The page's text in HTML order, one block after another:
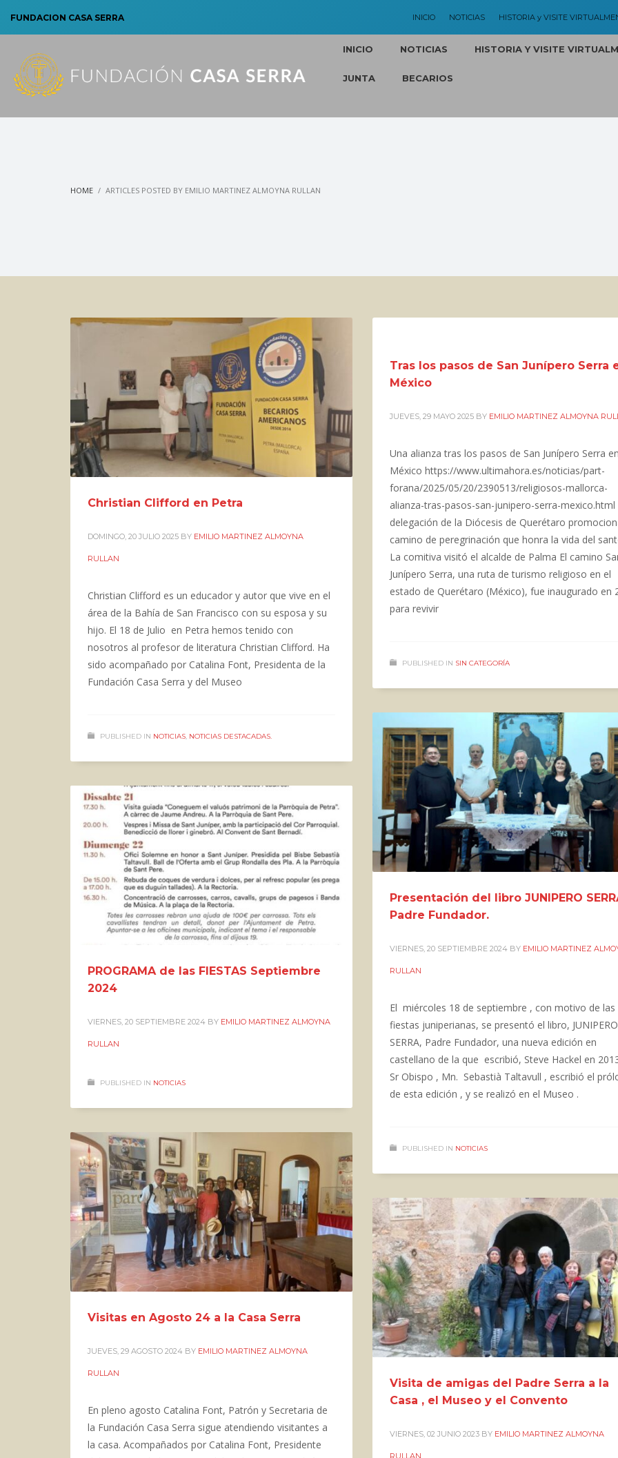
FUNDACION CASA SERRA INICIO NOTICIAS HISTORIA y VISITE
INICIO NOTICIAS HISTORIA Y VISITE
JUNTA BECARIOS
HOME ARTICLES POSTED BY EMILIO MARTINEZ ALMOYNA RULLAN
Christian Clifford en Petra
DOMINGO, 20 JULIO 2025 BY EMILIO MARTINEZ ALMOYNA
RULLAN
Christian Clifford es un educador y autor que vive en el
área de la Bahía de San Francisco con su esposa y su
hijo. El 18 de Julio en Petra hemos tenido con
nosotros al profesor de literatura Christian Clifford. Ha
sido acompañado por Catalina Font, Presidenta de la
Fundación Casa Serra y del Museo
PUBLISHED IN NOTICIAS, NOTICIAS DESTACADAS.
Tras los pasos de San Junípero Serra
México
JUEVES, 29 MAYO 2025 BY EMILIO MARTINEZ ALMOYNA
Una alianza tras los pasos de San Junípero Serra
México https://www.ultimahora.es/noticias/part-
forana/2025/05/20/2390513/religiosos-mallorca-
alianza-tras-pasos-san-junipero-serra-mexico.html
delegación de la Diócesis de Querétaro
camino de peregrinación que honra la vida del
La comitiva visitó el alcalde de Palma El camino
Junípero Serra, una ruta de turismo religioso en el
estado de Querétaro (México), fue inaugurado en
para revivir
PUBLISHED IN SIN CATEGORÍA
Presentación del libro JUNIPERO
Padre Fundador.
VIERNES, 20 SEPTIEMBRE 2024 BY EMILIO MARTINEZ
RULLAN
El miércoles 18 de septiembre , con motivo de las
fiestas juniperianas, se presentó el libro, JUNIPERO
SERRA, Padre Fundador, una nueva edición en
castellano de la que escribió, Steve Hackel en
Sr Obispo , Mn. Sebastià Taltavull , escribió el
de esta edición , y se realizó en el Museo .
PUBLISHED IN NOTICIAS
PROGRAMA de las FIESTAS Septiembre
2024
VIERNES, 20 SEPTIEMBRE 2024 BY EMILIO MARTINEZ ALMOYNA
RULLAN
PUBLISHED IN NOTICIAS
Visitas en Agosto 24 a la Casa Serra
JUEVES, 29 AGOSTO 2024 BY EMILIO MARTINEZ ALMOYNA
RULLAN
En pleno agosto Catalina Font, Patrón y Secretaria de
la Fundación Casa Serra sigue atendiendo visitantes a
la casa. Acompañados por Catalina Font, Presidente
Visita de amigas del Padre Serra a la
Casa , el Museo y el Convento
VIERNES, 02 JUNIO 2023 BY EMILIO MARTINEZ ALMOYNA
RULLAN